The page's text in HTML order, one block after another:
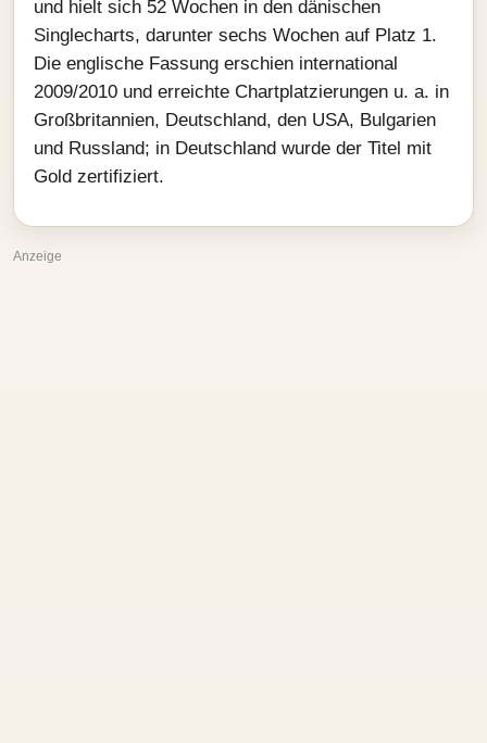
und hielt sich 52 Wochen in den dänischen
Singlecharts, darunter sechs Wochen auf Platz 1.
Die englische Fassung erschien international
2009/2010 und erreichte Chartplatzierungen u. a. in
Großbritannien, Deutschland, den USA, Bulgarien
und Russland; in Deutschland wurde der Titel mit
Gold zertifiziert.
Anzeige